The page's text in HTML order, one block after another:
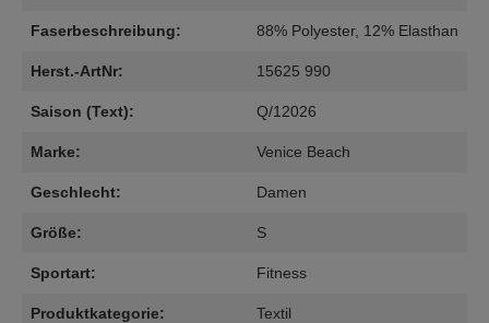
Faserbeschreibung: 88% Polyester, 12% Elasthan
Herst.-ArtNr: 15625 990
Saison (Text): Q/12026
Marke: Venice Beach
Geschlecht: Damen
Größe: S
Sportart: Fitness
Produktkategorie: Textil